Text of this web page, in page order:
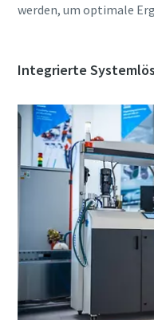
werden, um optimale
Integrierte